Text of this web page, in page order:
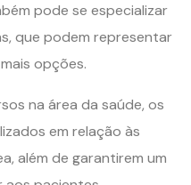
pode se especializar
que podem representar
opções.
na área da saúde, os
em relação às
além de garantirem um